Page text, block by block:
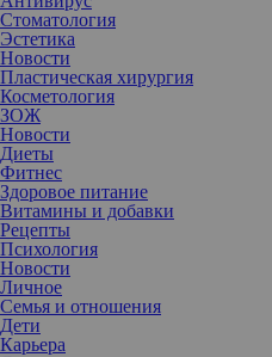
Стоматология
Эстетика
Новости
Пластическая хирургия
Косметология
ЗОЖ
Новости
Диеты
Фитнес
Здоровое питание
Витамины и добавки
Рецепты
Психология
Новости
Личное
Семья и отношения
Дети
Карьера